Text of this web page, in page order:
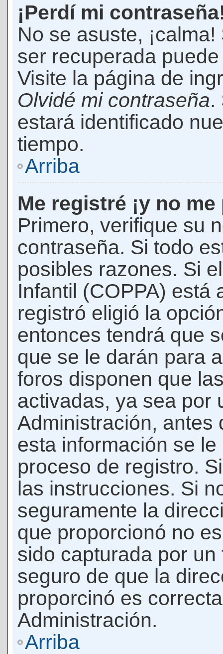
¡Perdí mi
No se asuste,
ser recuperada
Visite la página de
Olvidé mi contraseña.
estará identificado
tiempo.
Arriba
Me registré ¡y no
Primero, verifique su
contraseña. Si todo
posibles razones. Si
Infantil (COPPA) está
registró eligió la
entonces tendrá que
que se le darán para
foros disponen que
activadas, ya sea por
Administración, antes
esta información se
proceso de registro.
las instrucciones. Si
seguramente la
que proporcionó no
sido capturada por
seguro de que la
proporcinó es
Administración.
Arriba